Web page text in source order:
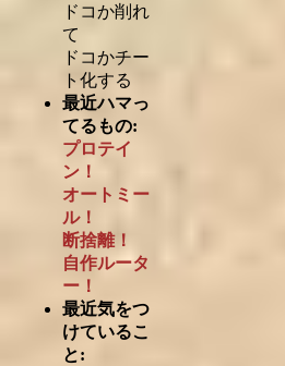
ドコか削れ
て
ドコかチー
ト化する
最近ハマっ
てるもの:
プロテイ
ン！
オートミー
ル！
断捨離！
自作ルータ
ー！
最近気をつ
けているこ
と: